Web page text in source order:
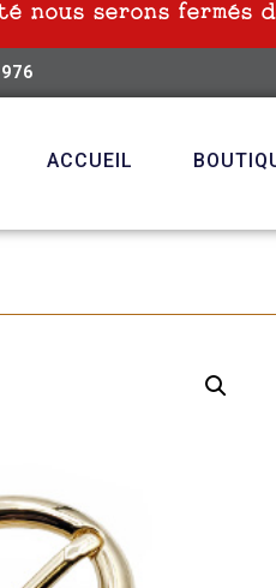
nous serons fermés
ACCUEIL